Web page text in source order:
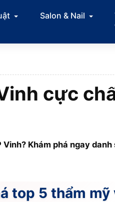
Salon & Nail
cực
Khám phá ngay
top 5 thẩm